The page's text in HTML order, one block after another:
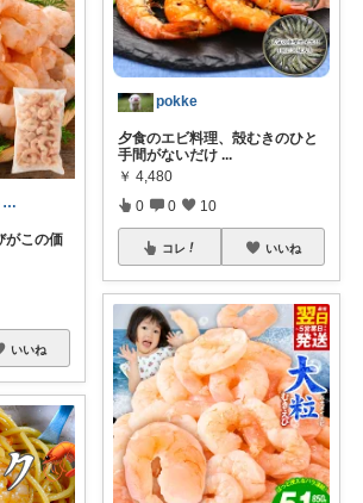
ねこだま✨ おうち時間充実ROOM🐾
がこの価
いいね
pokke
夕食のエビ料理、殻むきのひと
手間がないだけ ...
￥ 4,480
0 0 10
コレ いいね